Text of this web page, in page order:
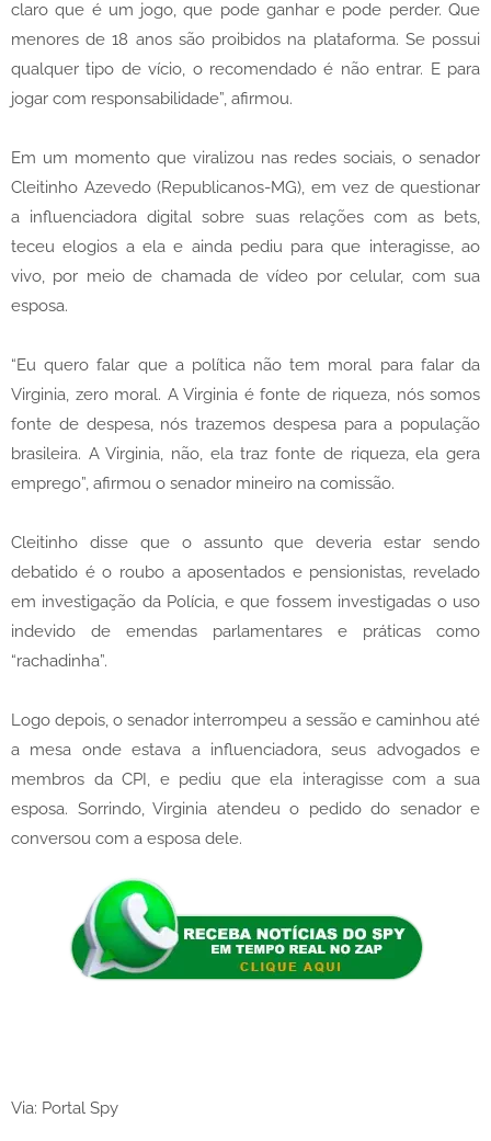
claro que é um jogo, que pode ganhar e pode perder. Que
menores de 18 anos são proibidos na plataforma. Se possui
qualquer tipo de vício, o recomendado é não entrar. E para
jogar com responsabilidade”, afirmou.
Em um momento que viralizou nas redes sociais, o senador
Cleitinho Azevedo (Republicanos-MG), em vez de questionar
a influenciadora digital sobre suas relações com as bets,
teceu elogios a ela e ainda pediu para que interagisse, ao
vivo, por meio de chamada de vídeo por celular, com sua
esposa.
“Eu quero falar que a política não tem moral para falar da
Virginia, zero moral. A Virginia é fonte de riqueza, nós somos
fonte de despesa, nós trazemos despesa para a população
brasileira. A Virginia, não, ela traz fonte de riqueza, ela gera
emprego”, afirmou o senador mineiro na comissão.
Cleitinho disse que o assunto que deveria estar sendo
debatido é o roubo a aposentados e pensionistas, revelado
em investigação da Polícia, e que fossem investigadas o uso
indevido de emendas parlamentares e práticas como
“rachadinha”.
Logo depois, o senador interrompeu a sessão e caminhou até
a mesa onde estava a influenciadora, seus advogados e
membros da CPI, e pediu que ela interagisse com a sua
esposa. Sorrindo, Virginia atendeu o pedido do senador e
conversou com a esposa dele.
Via: Portal Spy